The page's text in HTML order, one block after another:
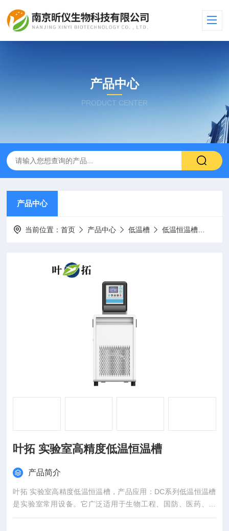
产品中心
PRODUCT CENTER
产品中心
当前位置：首页 产品中心 低温槽 低温恒温槽
叶拓 实验室高精度低温恒温槽
产品简介
叶拓 实验室高精度低温恒温槽，产品应用：DC系列低温恒温槽
是实验室常用设备。它广泛适用于生物工程、国防、医药、食
品、化工、冶金、化学分析、石油等领域，为用户提供一个高精